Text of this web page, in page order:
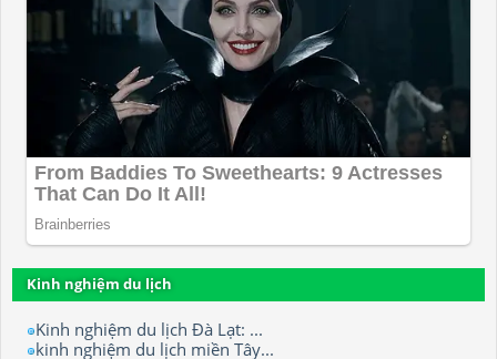
Kinh nghiệm du lịch
Kinh nghiệm du lịch Đà Lạt: ...
kinh nghiệm du lịch miền Tây...